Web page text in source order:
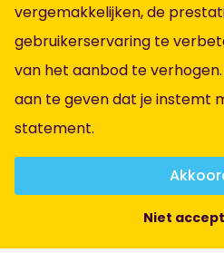
LinkedIn
Informatie
Alle vacatures
Vacatures per vakgebied
Over ons
Contact
Algemene voorwaarden
vergemakkelijken, de
gebruikerservaring te
van het aanbod te
aan te geven dat je instemt
statement.
Niet